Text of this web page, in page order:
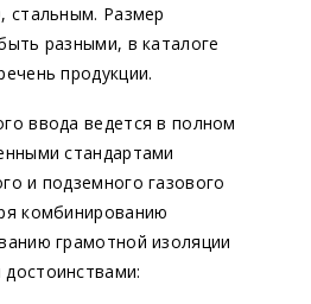
стальным. Размер
разными, в каталоге
продукции.
ввода ведется в полном
стандартами
и подземного газового
комбинированию
грамотной изоляции